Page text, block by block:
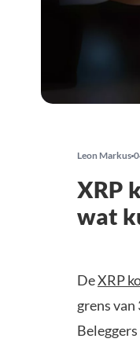
Leon Markus
XRP
wat
DeXRP
grens